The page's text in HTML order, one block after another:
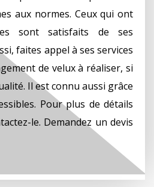
aux normes. Ceux qui ont
sont satisfaits de ses
faites appel à ses services
de velux à réaliser, si
Il est connu aussi grâce
Pour plus de détails
le. Demandez un devis